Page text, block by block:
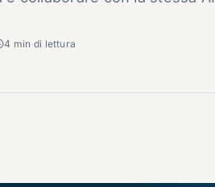
4 min di lettura